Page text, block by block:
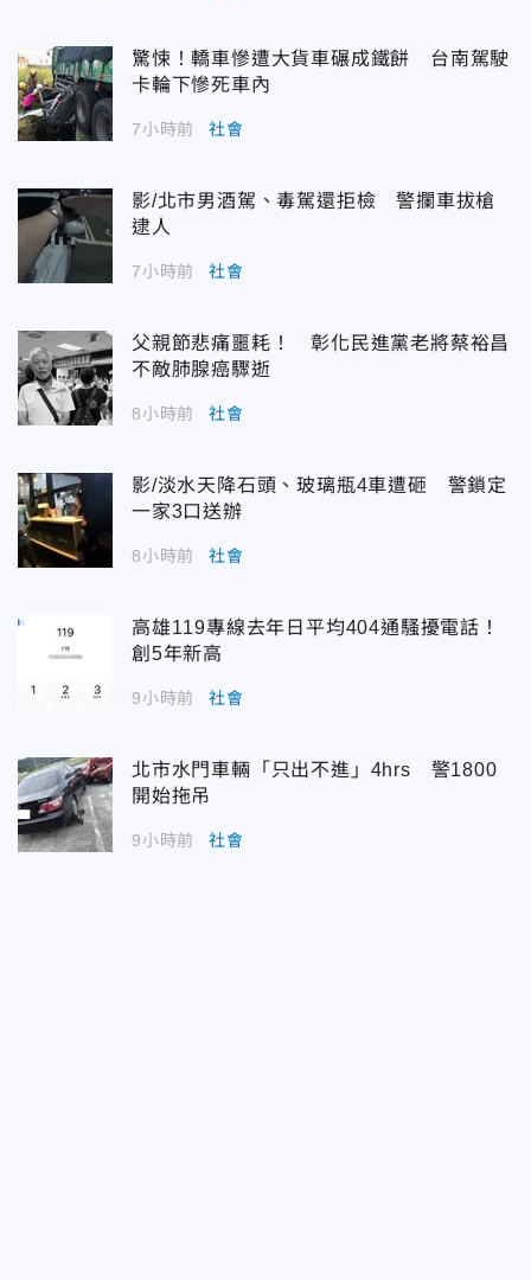
驚悚！轎車慘遭大貨車碾成鐵餅 台南駕駛
卡輪下慘死車內
7小時前 社會
影/北市男酒駕、毒駕還拒檢 警攔車拔槍
逮人
7小時前 社會
父親節悲痛噩耗！ 彰化民進黨老將蔡裕昌
不敵肺腺癌驟逝
8小時前 社會
影/淡水天降石頭、玻璃瓶4車遭砸 警鎖定
一家3口送辦
8小時前 社會
高雄119專線去年日平均404通騷擾電話！
創5年新高
9小時前 社會
北市水門車輛「只出不進」4hrs 警1800
開始拖吊
9小時前 社會